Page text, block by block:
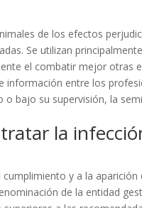
de los efectos
Se utilizan
el combatir mejor otras
entre los
bajo su supervisión, la
la
y a la
de la entidad